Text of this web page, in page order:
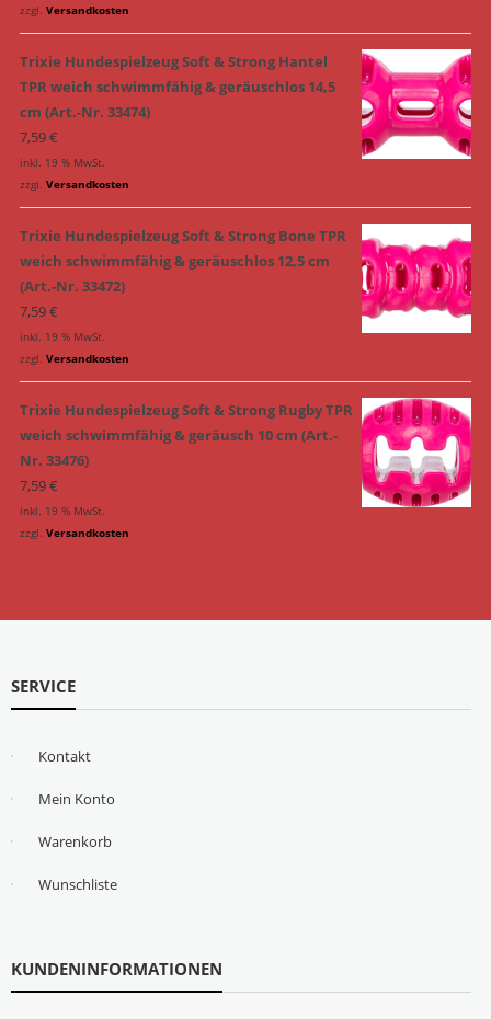
zzgl. Versandkosten
Trixie Hundespielzeug Soft & Strong Hantel
TPR weich schwimmfähig & geräuschlos 14,5
cm (Art.-Nr. 33474)
7,59€
inkl. 19 % MwSt.
zzgl. Versandkosten
Trixie Hundespielzeug Soft & Strong Bone TPR
weich schwimmfähig & geräuschlos 12,5 cm
(Art.-Nr. 33472)
7,59€
inkl. 19 % MwSt.
zzgl. Versandkosten
Trixie Hundespielzeug Soft & Strong Rugby TPR
weich schwimmfähig & geräusch 10 cm (Art.-
Nr. 33476)
7,59€
inkl. 19 % MwSt.
zzgl. Versandkosten
SERVICE
Kontakt
Mein Konto
Warenkorb
Wunschliste
KUNDENINFORMATIONEN